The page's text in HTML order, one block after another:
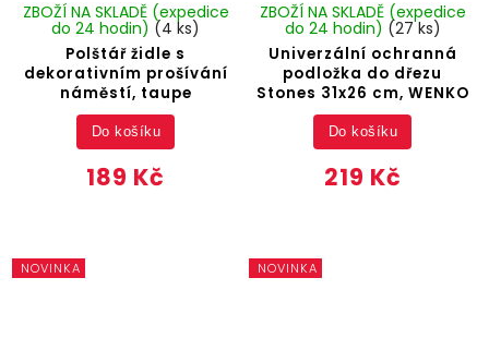
Polštář židle s
dekorativním prošívání
náměstí, taupe
ZBOŽÍ NA SKLADĚ (expedice
do 24 hodin) (4 ks)
189 Kč
Do košíku
Univerzální ochranná
podložka do dřezu
Stones 31x26 cm, WENKO
ZBOŽÍ NA SKLADĚ (expedice
do 24 hodin) (27 ks)
219 Kč
Do košíku
NOVINKA NOVINKA